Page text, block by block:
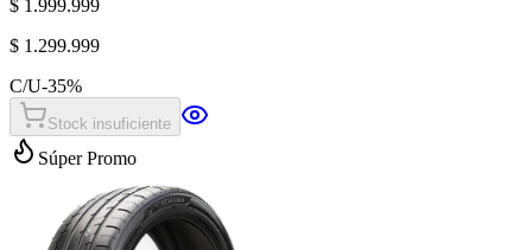
$ 1.999.999
$ 1.299.999
C/U-35%
Stock insuficiente
Súper Promo